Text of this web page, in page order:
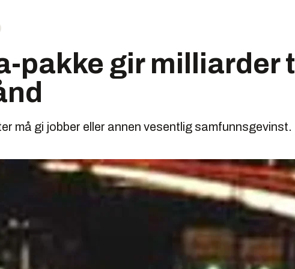
pakke gir milliarder
må gi jobber eller annen vesentlig samfunnsgevinst.